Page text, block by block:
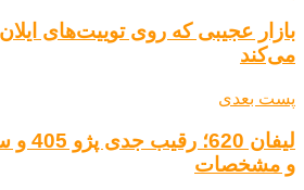
بازار عجیبی که روی توییت‌های
می‌کند
پست بعدی
و مشخصات